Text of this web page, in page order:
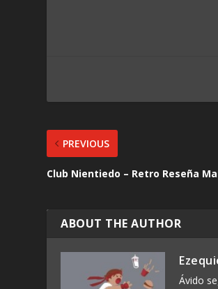
PREVIOUS
Club Nientiedo – Retro Reseña
ABOUT THE AUTHOR
Ávido